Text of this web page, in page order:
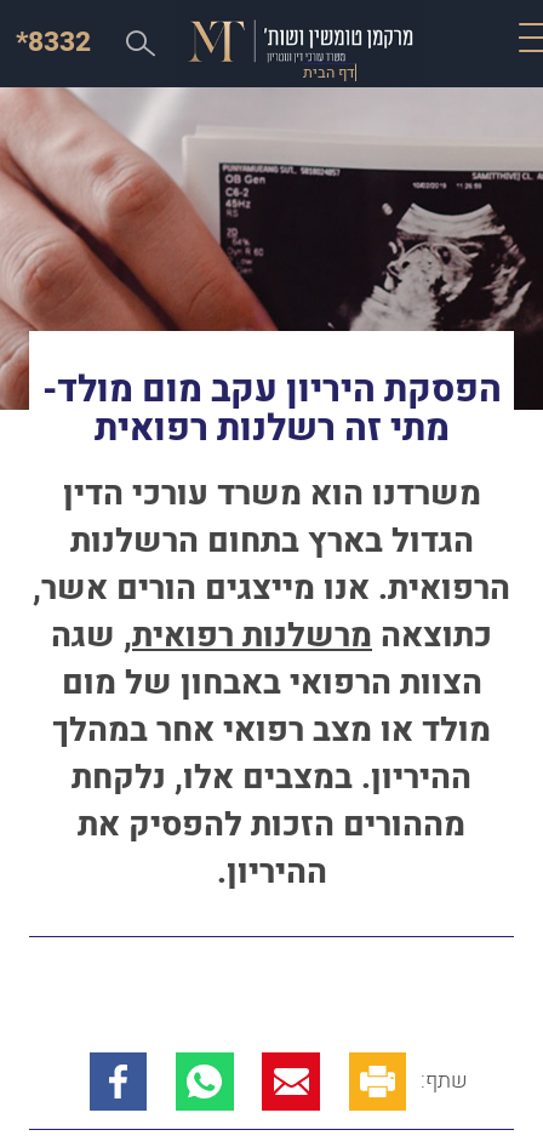
דף הבית
*8332
הפסקת היריון עקב מום מולד-
מתי זה רשלנות רפואית
משרדנו הוא משרד עורכי הדין
הגדול בארץ בתחום הרשלנות
הרפואית. אנו מייצגים הורים אשר,
כתוצאה מרשלנות רפואית, שגה
הצוות הרפואי באבחון של מום
מולד או מצב רפואי אחר במהלך
ההיריון. במצבים אלו, נלקחת
מההורים הזכות להפסיק את
ההיריון.
שתף: